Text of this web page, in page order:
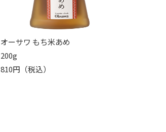
オーサワ もち米あめ
200g
810円（税込）